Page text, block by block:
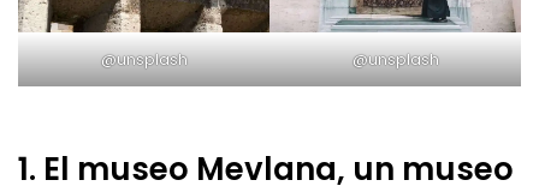
@unsplash @unsplash
1. El museo Mevlana, un museo